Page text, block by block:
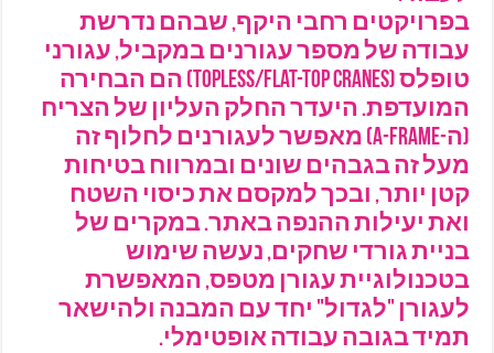
בפרויקטים רחבי היקף, שבהם נדרשת
עבודה של מספר עגורנים במקביל, עגורני
טופלס (Topless/Flat-Top Cranes) הם הבחירה
המועדפת. היעדר החלק העליון של הצריח
(ה-A-Frame) מאפשר לעגורנים לחלוף זה
מעל זה בגבהים שונים ובמרווח בטיחות
קטן יותר, ובכך למקסם את כיסוי השטח
ואת יעילות ההנפה באתר. במקרים של
בניית גורדי שחקים, נעשה שימוש
בטכנולוגיית עגורן מטפס, המאפשרת
לעגורן "לגדול" יחד עם המבנה ולהישאר
תמיד בגובה עבודה אופטימלי.